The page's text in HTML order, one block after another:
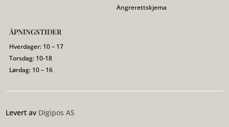
Angrerettskjema
ÅPNINGSTIDER
Hverdager: 10 – 17
Torsdag: 10-18
Lørdag: 10 – 16
Levert av Digipos AS